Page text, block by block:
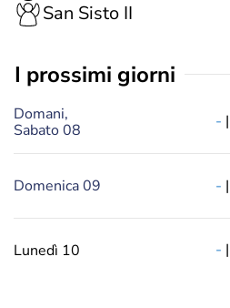
San Sisto II
i prossimi giorni
Domani,
Sabato 08
- |
Domenica 09 - |
Lunedì 10 - |